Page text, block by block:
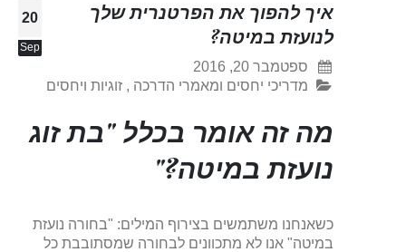
20
Sep
איך להפוך את הפרטנרית שלך
לנועזת במיטה?
ספטמבר 20, 2016
מדריכי יחסים ומאמרי הדרכה ,זוגיות ויחסים
מה זה אומר בכלל "בת זוג
נועזת במיטה?"
כשאנחנו משתמשים בצירוף המילים: "בחורה נועזת
במיטה" אנו לא מתכוונים לבחורה שמסתובבת כל